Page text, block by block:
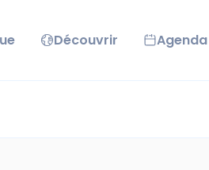
Découvrir Agenda